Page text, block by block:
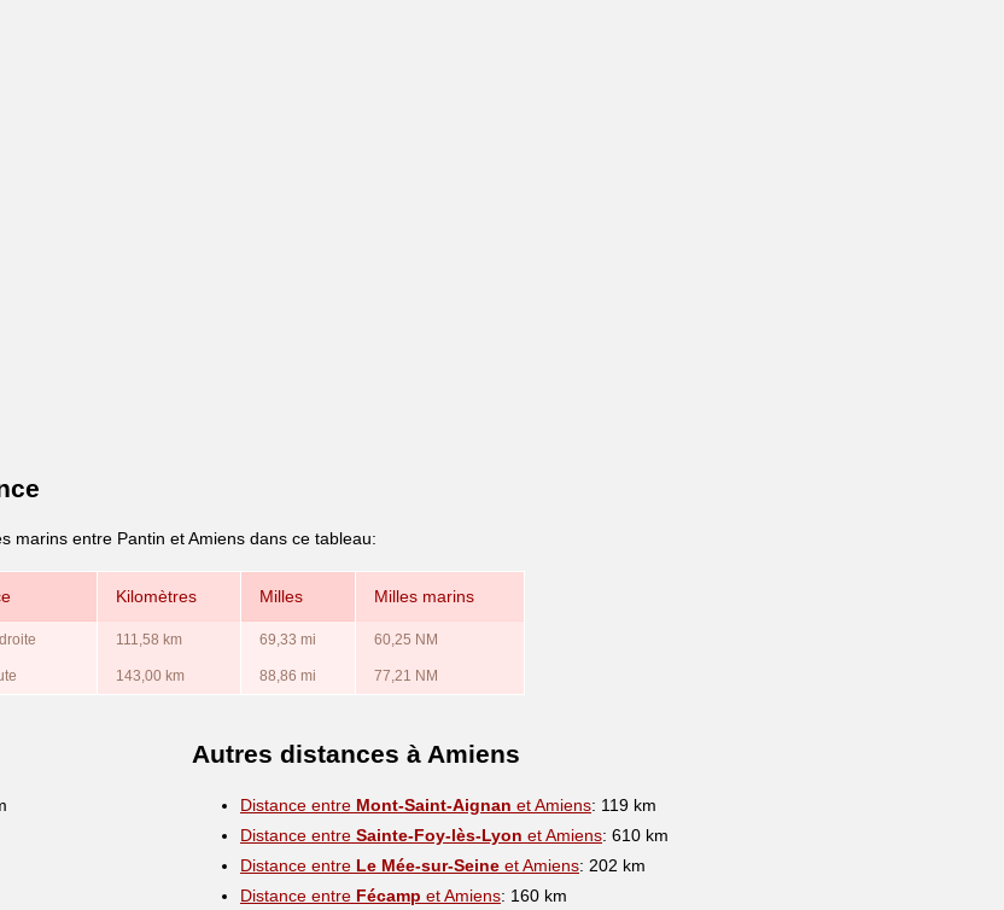
marins entre Pantin et Amiens dans ce tableau:
Kilomètres Milles Milles marins
111,58 km 69,33 mi 60,25 NM
143,00 km 88,86 mi 77,21 NM
Autres distances à Amiens
Distance entre Mont-Saint-Aignan et Amiens: 119 km
Distance entre Sainte-Foy-lès-Lyon et Amiens: 610 km
Distance entre Le Mée-sur-Seine et Amiens: 202 km
Distance entre Fécamp et Amiens: 160 km